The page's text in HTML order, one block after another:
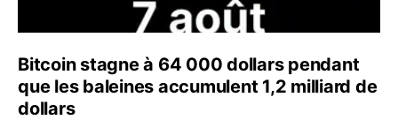
Bitcoin stagne à 64 000 dollars pendant
que les baleines accumulent 1,2 milliard de
dollars